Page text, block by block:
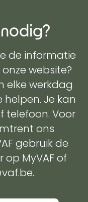
de informatie
website?
elke werkdag
Je kan
telefoon. Voor
ons
gebruik de
MyVAF of